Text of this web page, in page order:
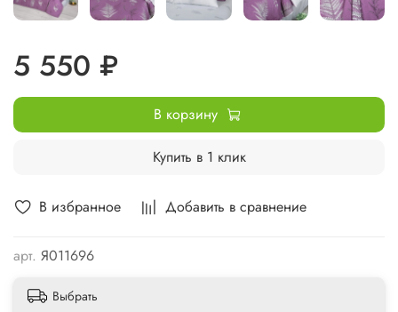
В избранное Добавить в сравнение
арт. Я011696
5 550 ₽
В корзину
Купить в 1 клик
Выбрать